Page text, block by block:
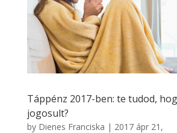
Táppénz 2017-ben: te tudod,
jogosult?
by Dienes Franciska | 2017 ápr 21,